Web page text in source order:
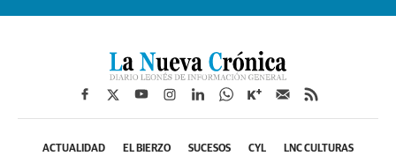
ACTUALIDAD EL BIERZO SUCESOS CYL LNC CULTURAS